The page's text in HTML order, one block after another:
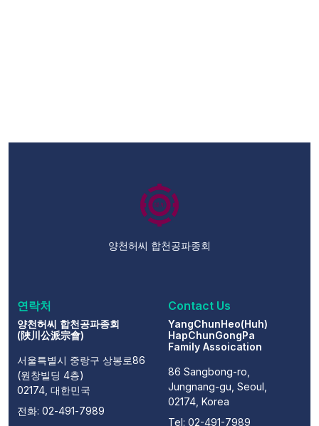
양천허씨 합천공파종회
연락처
양천허씨 합천공파종회
(陜川公派宗會)
서울특별시 중랑구 상봉로86
(원창빌딩 4층)
02174, 대한민국
전화: 02-491-7989
Contact Us
YangChunHeo(Huh)
HapChunGongPa
Family Assoication
86 Sangbong-ro,
Jungnang-gu, Seoul,
02174, Korea
Tel: 02-491-7989